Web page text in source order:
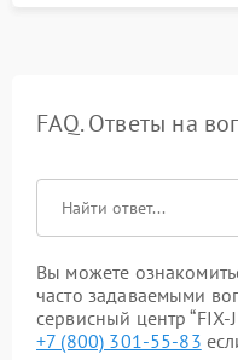
FAQ. Ответы на
Вы можете
часто задаваемыми
сервисный центр
+7 (800) 301-55-83